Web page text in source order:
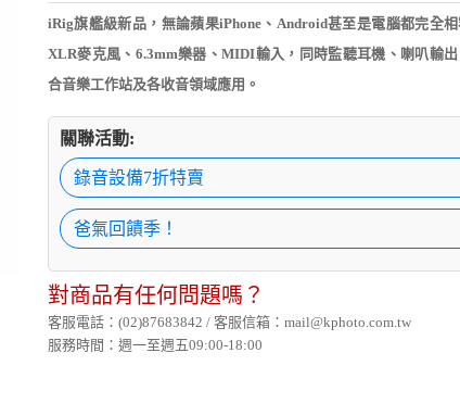
iRig旗艦級新品，無論蘋果iPhone、Android甚至是電腦都完全
XLR麥克風、6.3mm樂器、MIDI輸入，同時監聽耳機、喇叭輸
合音樂工作站及各收音領域應用。
關聯活動:
錄音設備7折特賣
爸氣回饋季！
對商品有任何問題嗎？
客服電話：(02)87683842 / 客服信箱：mail@kphoto.com.tw
服務時間：週一至週五09:00-18:00